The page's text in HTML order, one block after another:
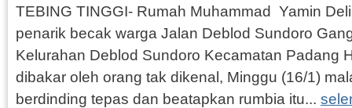
TEBING TINGGI- Rumah Muhammad Yamin
penarik becak warga Jalan Deblod Sundoro
Kelurahan Deblod Sundoro Kecamatan Padang
dibakar oleh orang tak dikenal, Minggu (16/1)
berdinding tepas dan beatapkan rumbia itu...